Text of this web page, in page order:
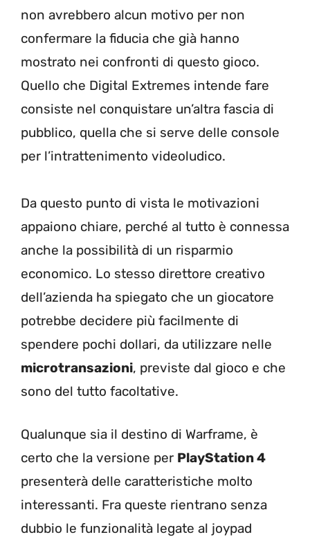
non avrebbero alcun motivo per non
confermare la fiducia che già hanno
mostrato nei confronti di questo gioco.
Quello che Digital Extremes intende fare
consiste nel conquistare un’altra fascia di
pubblico, quella che si serve delle console
per l’intrattenimento videoludico.
Da questo punto di vista le motivazioni
appaiono chiare, perché al tutto è connessa
anche la possibilità di un risparmio
economico. Lo stesso direttore creativo
dell’azienda ha spiegato che un giocatore
potrebbe decidere più facilmente di
spendere pochi dollari, da utilizzare nelle
microtransazioni, previste dal gioco e che
sono del tutto facoltative.
Qualunque sia il destino di Warframe, è
certo che la versione per PlayStation 4
presenterà delle caratteristiche molto
interessanti. Fra queste rientrano senza
dubbio le funzionalità legate al joypad